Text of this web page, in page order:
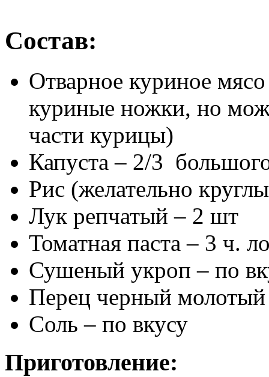
Состав:
Отварное куриное
куриные ножки, но
части курицы)
Капуста – 2/3
Рис (желательно
Лук репчатый – 2 шт
Томатная паста – 3 ч.
Сушеный укроп – по
Перец черный молотый
Соль – по вкусу
Приготовление: